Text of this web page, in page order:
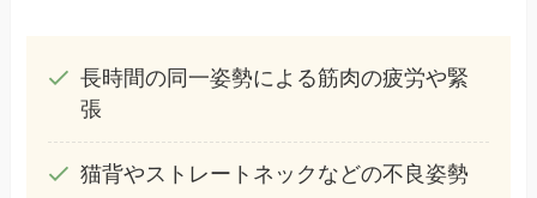
長時間の同一姿勢による筋肉の疲労や緊
張
猫背やストレートネックなどの不良姿勢